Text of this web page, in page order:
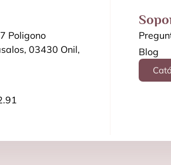
Poligono
03430 Onil,
Blog